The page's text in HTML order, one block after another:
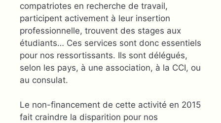
compatriotes en recherche de travail,
participent activement à leur insertion
professionnelle, trouvent des stages aux
étudiants… Ces services sont donc essentiels
pour nos ressortissants. Ils sont délégués,
selon les pays, à une association, à la CCI, ou
au consulat.
Le non-financement de cette activité en 2015
fait craindre la disparition pour nos